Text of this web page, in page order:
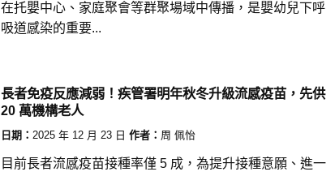
在托嬰中心、家庭聚會等群聚場域中傳播，是嬰幼兒下呼
吸道感染的重要...
長者免疫反應減弱！疾管署明年秋冬升級流感疫苗，先供
20 萬機構老人
日期： 2025 年 12 月 23 日 作者： 周 佩怡
目前長者流感疫苗接種率僅 5 成，為提升接種意願、進一